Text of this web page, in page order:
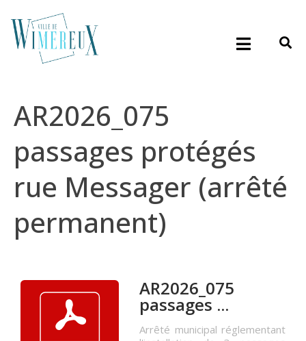
AR2026_075
passages protégés
rue Messager (arrêté
permanent)
AR2026_075
passages ...
Arrêté municipal réglementant